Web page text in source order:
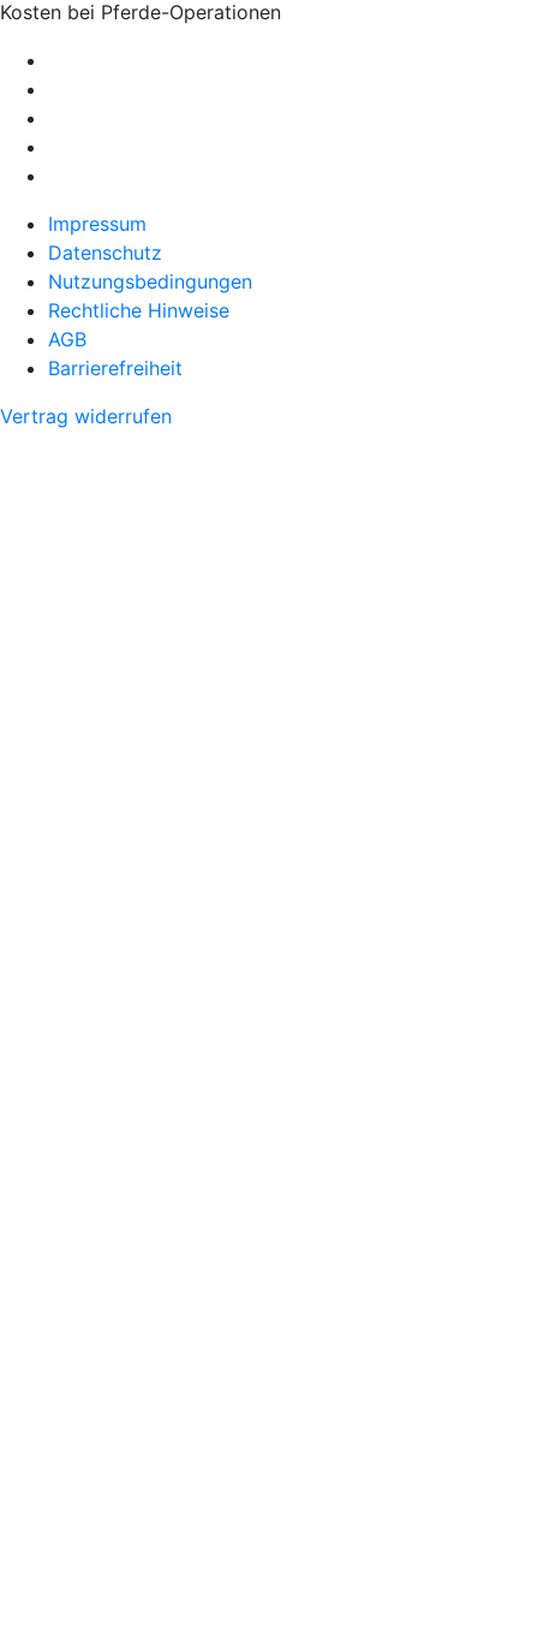
Kosten bei Pferde-Operationen
Impressum
Datenschutz
Nutzungsbedingungen
Rechtliche Hinweise
AGB
Barrierefreiheit
Vertrag widerrufen